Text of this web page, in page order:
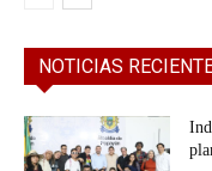
NOTICIAS